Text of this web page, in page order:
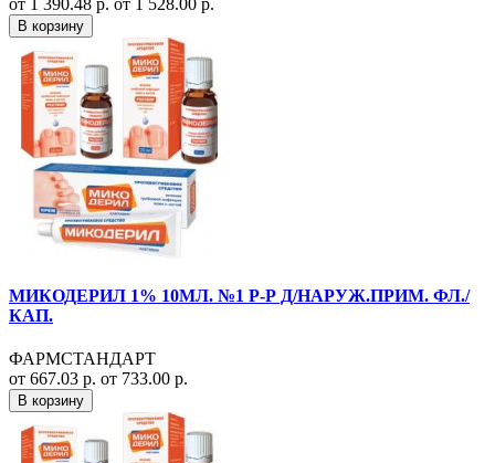
В корзину
МИКОДЕРИЛ 1% 10МЛ. №1 Р-Р Д/НАРУЖ.ПРИМ. ФЛ./
КАП.
ФАРМСТАНДАРТ
от 667.03 р. от 733.00 р.
В корзину